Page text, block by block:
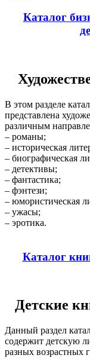
Каталог
В этом разделе
представлена
различным
– романы;
– историческая
– биографическая
– детективы;
– фантастика;
– фэнтези;
– юмористическая
– ужасы;
– эротика.
Каталог
Детские
Данный раздел
содержит детскую
разных возрастных